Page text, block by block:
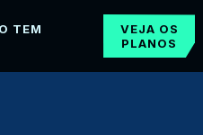
TEM
VEJA OS
PLANOS